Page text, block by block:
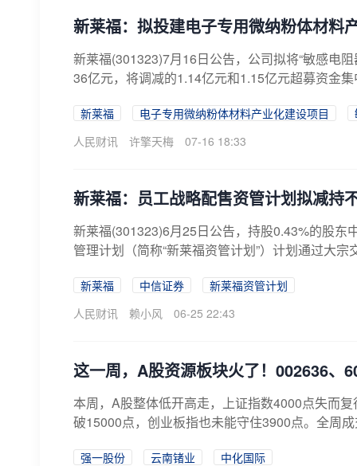
新莱福：拟投建电子专用微纳粉体材料
新莱福(301323)7月16日公告，公司拟将“敏感电
36亿元，将调减的1.14亿元和1.15亿元超募资金
新莱福 电子专用微纳粉体材料产业化建设项目
人民财讯
许擎天梅 07-16 18:33
新莱福：员工战略配售资管计划拟减持
新莱福(301323)6月25日公告，持股0.43%的股
管理计划（简称“新莱福资管计划”）计划通过大
新莱福 中信证券
新莱福资管计划
人民财讯
赖小风 06-25 22:43
这一周，A股资源板块火了！002636、
本周，A股整体低开高走，上证指数4000点失而
破15000点，创业板指也未能守住3900点。全周
强一股份 云南锗业
中化国际